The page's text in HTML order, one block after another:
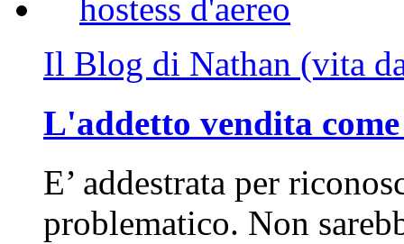
Il Blog di Nathan (vita
L'addetto vendita
E’ addestrata per
problematico. Non